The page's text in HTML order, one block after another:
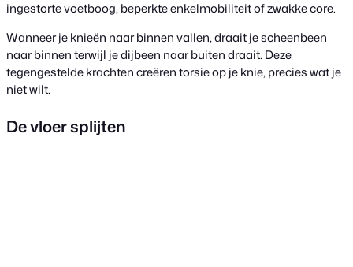
ingestorte voetboog, beperkte enkelmobiliteit of zwakke core.
Wanneer je knieën naar binnen vallen, draait je scheenbeen
naar binnen terwijl je dijbeen naar buiten draait. Deze
tegengestelde krachten creëren torsie op je knie, precies wat je
niet wilt.
De vloer splijten